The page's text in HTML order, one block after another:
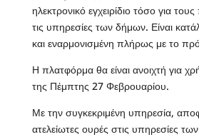
ηλεκτρονικό εγχειρίδιο τόσο για
τις υπηρεσίες των δήμων. Είναι
και εναρμονισμένη πλήρως με το
Η πλατφόρμα θα είναι ανοιχτή για
της Πέμπτης 27 Φεβρουαρίου.
Με την συγκεκριμένη υπηρεσία,
ατελείωτες ουρές στις υπηρεσίες